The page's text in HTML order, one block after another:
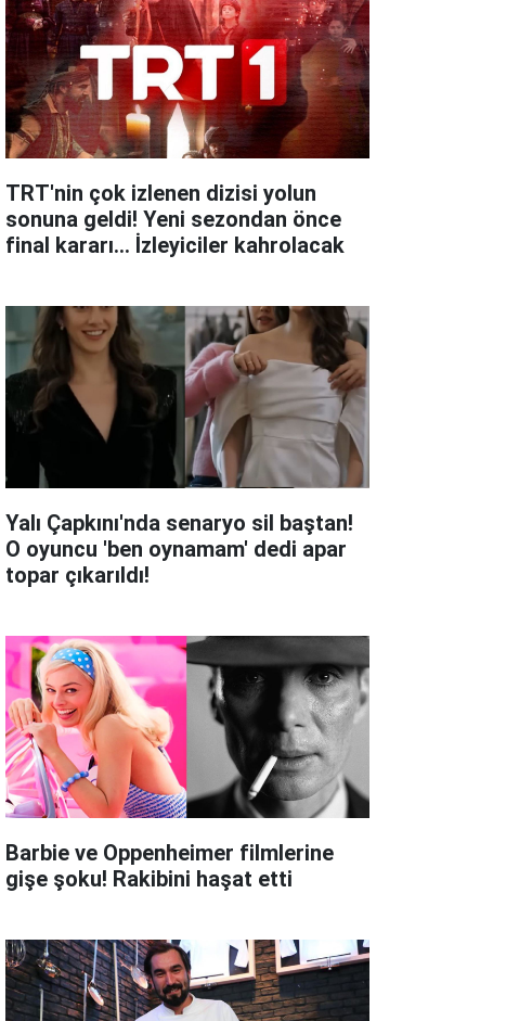
TRT'nin çok izlenen dizisi yolun
sonuna geldi! Yeni sezondan önce
final kararı... İzleyiciler kahrolacak
Yalı Çapkını'nda senaryo sil baştan!
O oyuncu 'ben oynamam' dedi apar
topar çıkarıldı!
Barbie ve Oppenheimer filmlerine
gişe şoku! Rakibini haşat etti